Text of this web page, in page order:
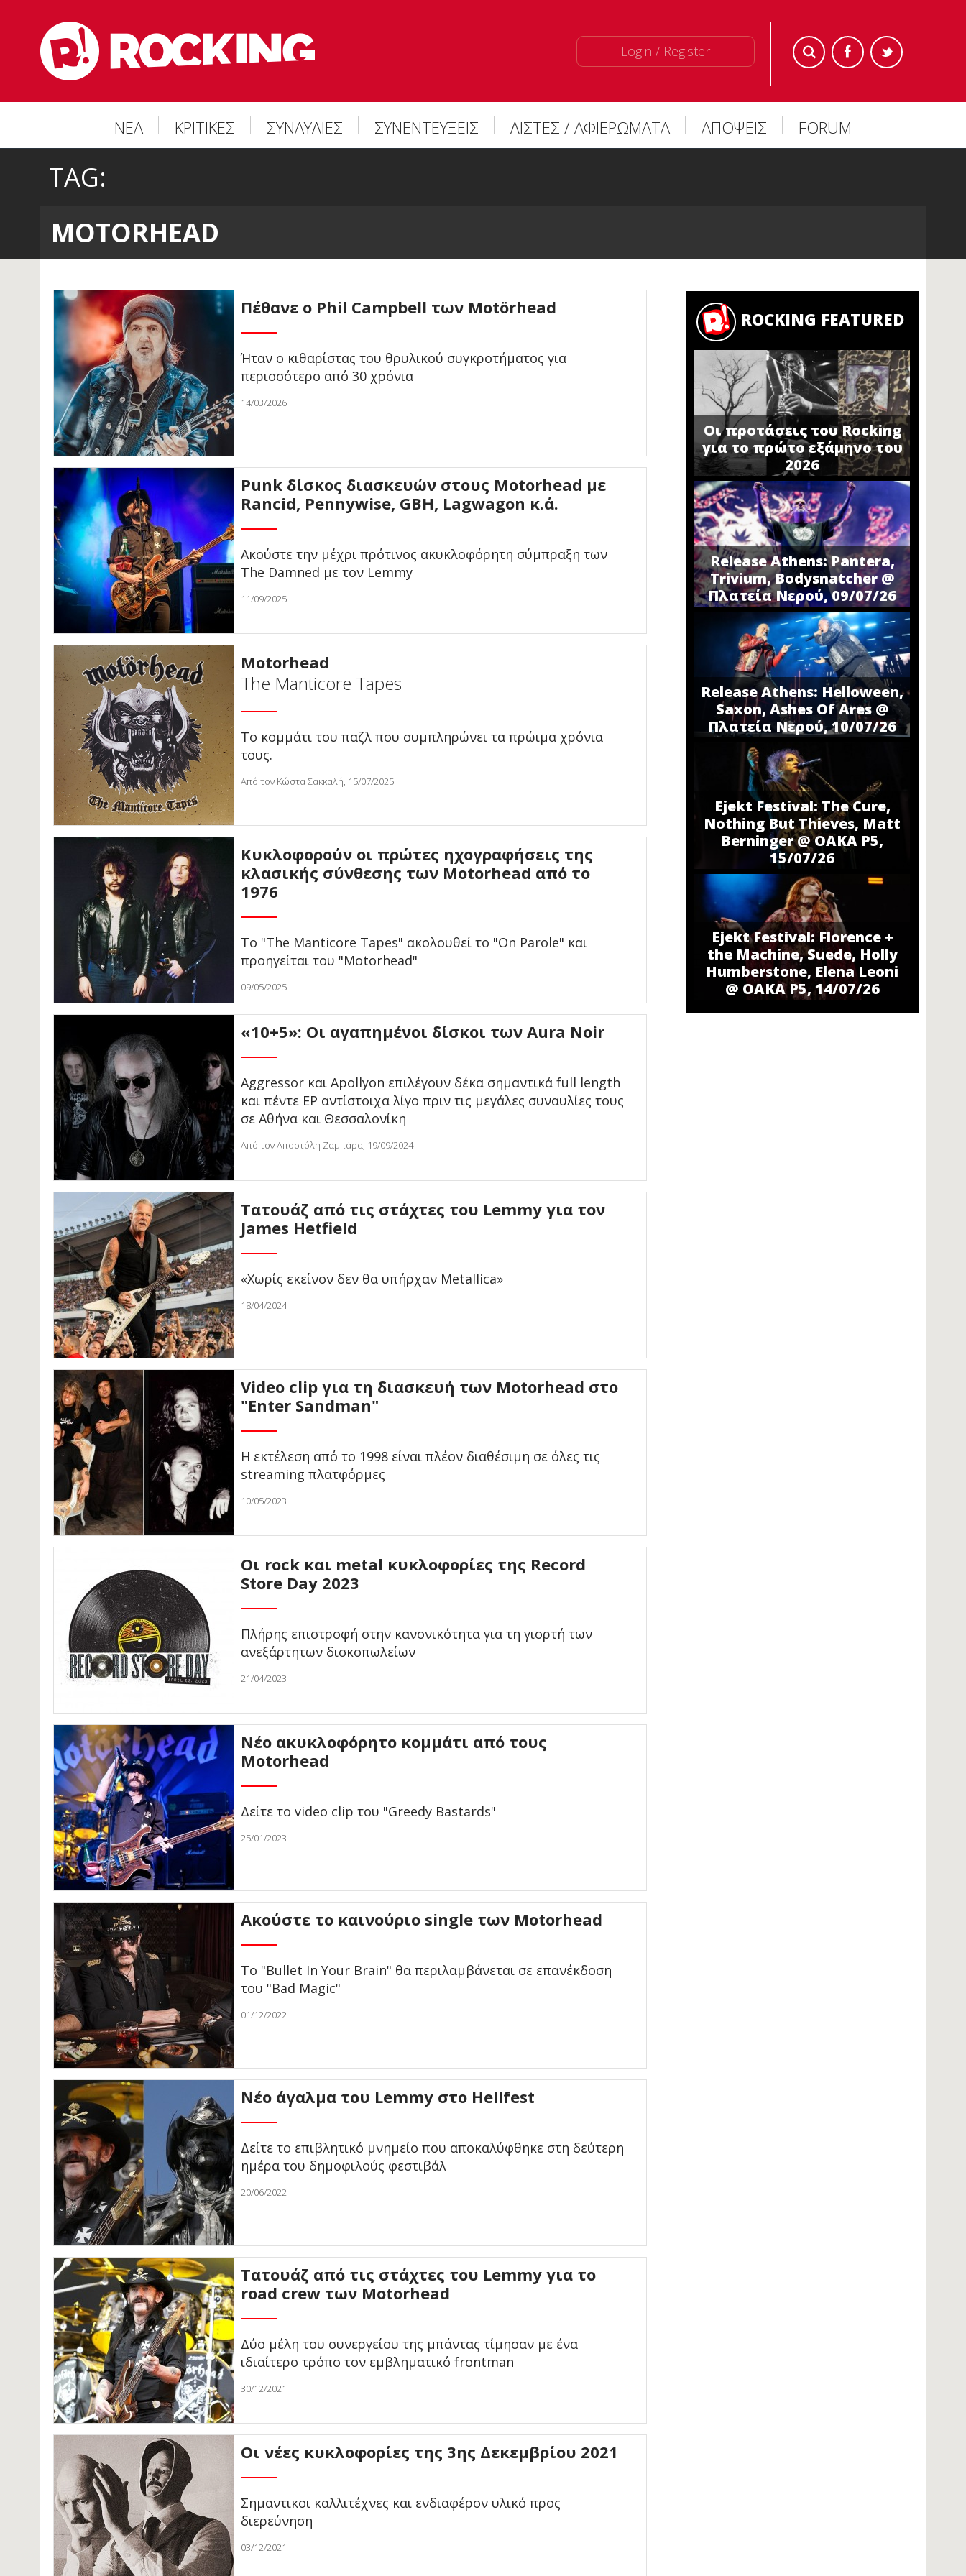
Login / Register
ΝΕΑ ΚΡΙΤΙΚΕΣ ΣΥΝΑΥΛΙΕΣ ΣΥΝΕΝΤΕΥΞΕΙΣ ΛΙΣΤΕΣ / ΑΦΙΕΡΩΜΑΤΑ ΑΠΟΨΕΙΣ FORUM
TAG:
MOTORHEAD
Πέθανε ο Phil Campbell των Motörhead
Ήταν ο κιθαρίστας του θρυλικού συγκροτήματος για
περισσότερο από 30 χρόνια
14/03/2026
Punk δίσκος διασκευών στους Motorhead με
Rancid, Pennywise, GBH, Lagwagon κ.ά.
Ακούστε την μέχρι πρότινος ακυκλοφόρητη σύμπραξη των
The Damned με τον Lemmy
11/09/2025
Motorhead
The Manticore Tapes
Το κομμάτι του παζλ που συμπληρώνει τα πρώιμα χρόνια
τους.
Από τον Κώστα Σακκαλή, 15/07/2025
Κυκλοφορούν οι πρώτες ηχογραφήσεις της
κλασικής σύνθεσης των Motorhead από το
1976
Το "The Manticore Tapes" ακολουθεί το "On Parole" και
προηγείται του "Motorhead"
09/05/2025
«10+5»: Οι αγαπημένοι δίσκοι των Aura Noir
Aggressor και Apollyon επιλέγουν δέκα σημαντικά full length
και πέντε EP αντίστοιχα λίγο πριν τις μεγάλες συναυλίες τους
σε Αθήνα και Θεσσαλονίκη
Από τον Αποστόλη Ζαμπάρα, 19/09/2024
Τατουάζ από τις στάχτες του Lemmy για τον
James Hetfield
«Χωρίς εκείνον δεν θα υπήρχαν Metallica»
18/04/2024
Video clip για τη διασκευή των Motorhead στο
"Enter Sandman"
Η εκτέλεση από το 1998 είναι πλέον διαθέσιμη σε όλες τις
streaming πλατφόρμες
10/05/2023
Οι rock και metal κυκλοφορίες της Record
Store Day 2023
Πλήρης επιστροφή στην κανονικότητα για τη γιορτή των
ανεξάρτητων δισκοπωλείων
21/04/2023
Νέο ακυκλοφόρητο κομμάτι από τους
Motorhead
Δείτε το video clip του "Greedy Bastards"
25/01/2023
Ακούστε το καινούριο single των Motorhead
To "Bullet In Your Brain" θα περιλαμβάνεται σε επανέκδοση
του "Bad Magic"
01/12/2022
Νέο άγαλμα του Lemmy στο Hellfest
Δείτε το επιβλητικό μνημείο που αποκαλύφθηκε στη δεύτερη
ημέρα του δημοφιλούς φεστιβάλ
20/06/2022
Τατουάζ από τις στάχτες του Lemmy για το
road crew των Motorhead
Δύο μέλη του συνεργείου της μπάντας τίμησαν με ένα
ιδιαίτερο τρόπο τον εμβληματικό frontman
30/12/2021
Οι νέες κυκλοφορίες της 3ης Δεκεμβρίου 2021
Σημαντικοι καλλιτέχνες και ενδιαφέρον υλικό προς
διερεύνηση
03/12/2021
ROCKING FEATURED
Οι προτάσεις του Rocking
για το πρώτο εξάμηνο του
2026
Release Athens: Pantera,
Trivium, Bodysnatcher @
Πλατεία Νερού, 09/07/26
Release Athens: Helloween,
Saxon, Ashes Of Ares @
Πλατεία Νερού, 10/07/26
Ejekt Festival: The Cure,
Nothing But Thieves, Matt
Berninger @ ΟΑΚΑ P5,
15/07/26
Ejekt Festival: Florence +
the Machine, Suede, Holly
Humberstone, Elena Leoni
@ ΟΑΚΑ P5, 14/07/26